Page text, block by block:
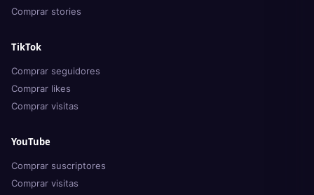
Comprar stories
TikTok
Comprar seguidores
Comprar likes
Comprar visitas
YouTube
Comprar suscriptores
Comprar visitas